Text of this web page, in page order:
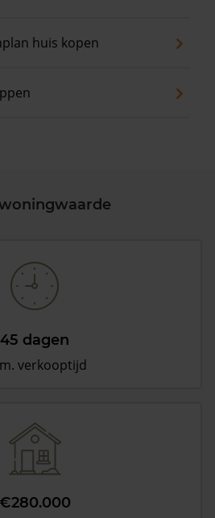
huis kopen
45 dagen
verkooptijd
€280.000